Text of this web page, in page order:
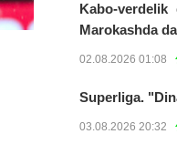
Kabo-verdelik
Marokashda
02.08.2026 01:08
Superliga.
03.08.2026 20:32